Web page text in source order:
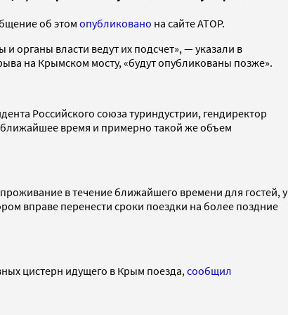
об этом опубликовано на сайте АТОР.
органы власти ведут их подсчет», — указали в
на Крымском мосту, «будут опубликованы позже».
Российского союза туриндустрии, гендиректор
ближайшее время и примерно такой же объем
в течение ближайшего времени для гостей, у
вправе перенести сроки поездки на более поздние
цистерн идущего в Крым поезда, сообщил